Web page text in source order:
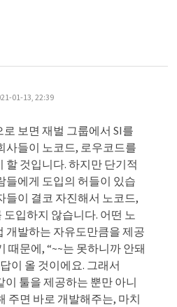
01-13, 22:39
보면 재벌 그룹에서 SI를
사들이 노코드, 로우코드를
할 것입니다. 하지만 단기적
들에게 도입의 허들이 있습
들이 결코 자진해서 노코드,
도입하지 않습니다. 어떤 노
개발하는 자유도만큼을 제공
때문에, “~~는 못하니까 안돼
이 올 것이에요. 그래서
이 툴을 제공하는 뿐만 아니
주면 바로 개발해주는, 마치